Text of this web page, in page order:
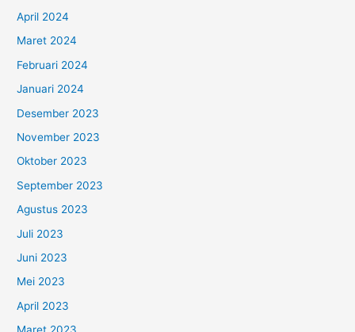
April 2024
Maret 2024
Februari 2024
Januari 2024
Desember 2023
November 2023
Oktober 2023
September 2023
Agustus 2023
Juli 2023
Juni 2023
Mei 2023
April 2023